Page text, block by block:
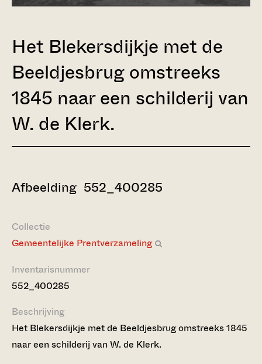
Het Blekersdijkje met de
Beeldjesbrug omstreeks
1845 naar een schilderij van
W. de Klerk.
Afbeelding 552_400285
Collectie
Gemeentelijke Prentverzameling
Inventarisnummer
552_400285
Beschrijving
Het Blekersdijkje met de Beeldjesbrug omstreeks 1845
naar een schilderij van W. de Klerk.